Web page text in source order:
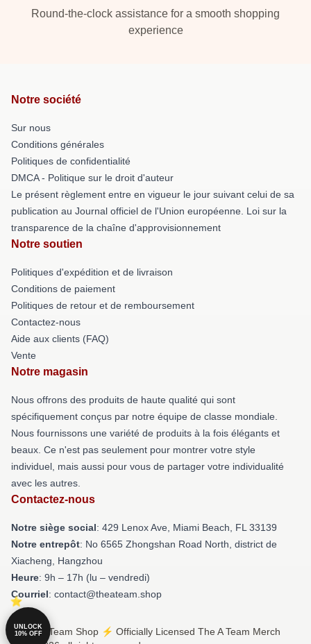
Round-the-clock assistance for a smooth shopping
experience
Notre société
Sur nous
Conditions générales
Politiques de confidentialité
DMCA - Politique sur le droit d'auteur
Le présent règlement entre en vigueur le jour suivant celui de sa
publication au Journal officiel de l'Union européenne. Loi sur la
transparence de la chaîne d'approvisionnement
Notre soutien
Politiques d'expédition et de livraison
Conditions de paiement
Politiques de retour et de remboursement
Contactez-nous
Aide aux clients (FAQ)
Vente
Notre magasin
Nous offrons des produits de haute qualité qui sont
spécifiquement conçus par notre équipe de classe mondiale.
Nous fournissons une variété de produits à la fois élégants et
beaux. Ce n'est pas seulement pour montrer votre style
individuel, mais aussi pour vous de partager votre individualité
avec les autres.
Contactez-nous
Notre siège social: 429 Lenox Ave, Miami Beach, FL 33139
Notre entrepôt: No 6565 Zhongshan Road North, district de
Xiacheng, Hangzhou
Heure: 9h – 17h (lu – vendredi)
Courriel: contact@theateam.shop
© The A Team Shop ⚡️ Officially Licensed The A Team Merch
UNLOCK
10% OFF